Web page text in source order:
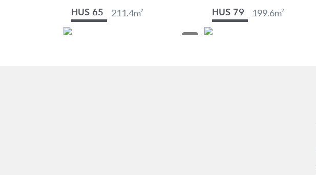
HUS 65 211.4m² HUS 79 199.6m²